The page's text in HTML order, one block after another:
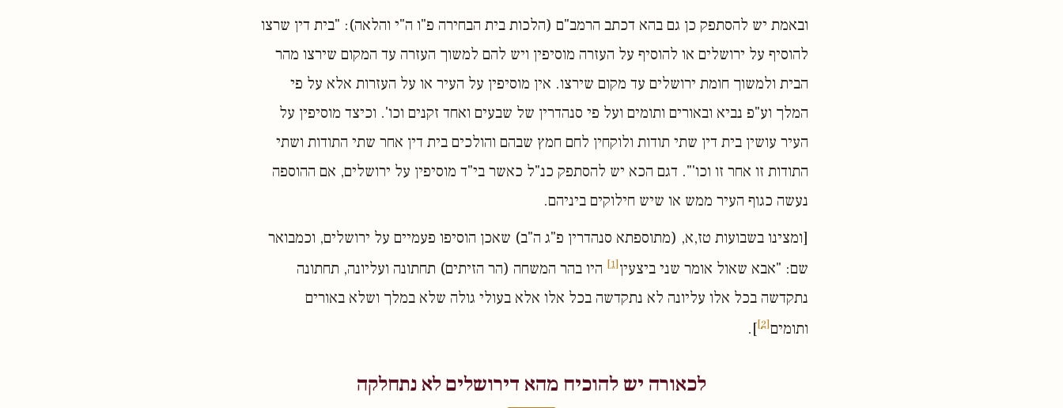
ובאמת יש להסתפק כן גם בהא דכתב הרמב"ם (הלכות בית הבחירה פ"ו ה"י והלאה): "בית דין שרצו
להוסיף על ירושלים או להוסיף על העזרה מוסיפין ויש להם למשוך העזרה עד המקום שירצו מהר
הבית ולמשוך חומת ירושלים עד מקום שירצו. אין מוסיפין על העיר או על העזרות אלא על פי
המלך וע"פ נביא ובאורים ותומים ועל פי סנהדרין של שבעים ואחד זקנים וכו'. וכיצד מוסיפין על
העיר עושין בית דין שתי תודות ולוקחין לחם חמץ שבהם והולכים בית דין אחר שתי התודות ושתי
התודות זו אחר זו וכו'". דגם הכא יש להסתפק כנ"ל כאשר בי"ד מוסיפין על ירושלים, אם ההוספה
נעשה כגוף העיר ממש או שיש חילוקים ביניהם.
[ומצינו בשבועות טז,א, (מתוספתא סנהדרין פ"ג ה"ב) שאכן הוסיפו פעמיים על ירושלים, וכמבואר
שם: "אבא שאול אומר שני ביצעין[1]
היו בהר המשחה (הר הזיתים) תחתונה ועליונה, תחתונה
נתקדשה בכל אלו עליונה לא נתקדשה בכל אלו אלא בעולי גולה שלא במלך ושלא באורים
ותומים[2]
].
לכאורה יש להוכיח מהא דירושלים לא נתחלקה